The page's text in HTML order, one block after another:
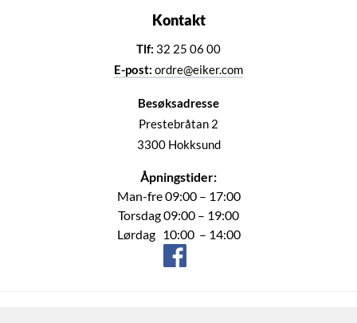
Kontakt
Tlf: 32 25 06 00
E-post: ordre@eiker.com
Besøksadresse
Prestebråtan 2
3300 Hokksund
Åpningstider:
Man-fre 09:00 – 17:00
Torsdag 09:00 – 19:00
Lørdag 10:00 – 14:00